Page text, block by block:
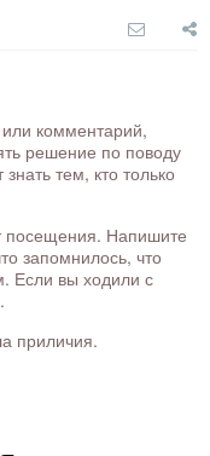
комментарий,
решение по поводу
тем, кто только
посещения. Напишите
запомнилось, что
Если вы ходили с
приличия.